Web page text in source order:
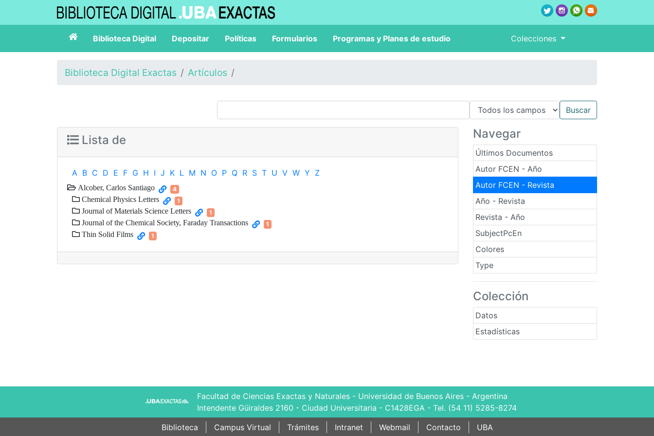
Biblioteca Digital Depositar Políticas Formularios Programas y Planes de estudio Colecciones
Biblioteca Digital Exactas Artículos
Navegar
Últimos Documentos
Autor FCEN - Año
Autor FCEN - Revista
Año - Revista
Revista - Año
SubjectPcEn
Colores
Type
Colección
Datos
Estadísticas
Lista de
A B C D E F G H I J K L M N O P Q R S T U V W Y Z
Alcober, Carlos Santiago 4
Chemical Physics Letters 1
Journal of Materials Science Letters 1
Journal of the Chemical Society, Faraday Transactions 1
Thin Solid Films 1
Facultad de Ciencias Exactas y Naturales - Universidad de Buenos Aires - Argentina
Intendente Güiraldes 2160 - Ciudad Universitaria - C1428EGA - Tel. (54 11) 5285-8274
Biblioteca
Campus Virtual Trámites Intranet Webmail Contacto UBA